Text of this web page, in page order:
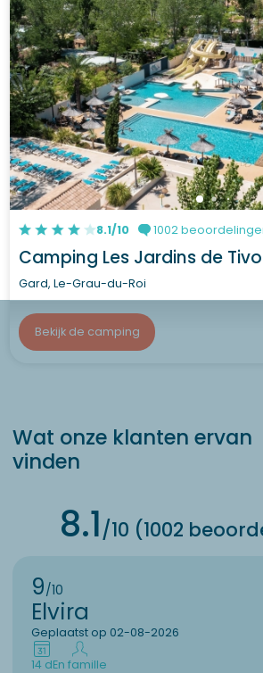
8.1/10 1002
Camping Les Jardins de
Gard, Le-Grau-du-Roi
Bekijk de camping
Wat onze klanten ervan
vinden
8.1/10 (1002
9/10
Elvira
Geplaatst op 02-08-2026
14 dEn famille